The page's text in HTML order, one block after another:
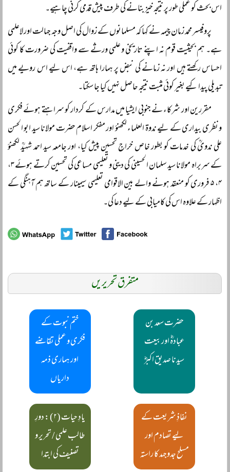
اس بحث کو عملی طور پر نتیجہ خیز بنانے کی طرف پیش قدمی کرنی چاہیے۔
پروفیسر محمد زمان چیمہ نے کہا کہ مسلمانوں کے زوال کی اصل وجہ جہالت اور لاعلمی
ہے۔ ہم بحیثیت قوم نہ اپنے تاریخی و علمی ورثے سے واقفیت کی ضرورت کا کوئی
احساس رکھتے ہیں اور نہ زمانے کی نبض پر ہمارا ہاتھ ہے، اس لیے اس رویے میں
تبدیلی پیدا کیے بغیر کوئی مثبت نتیجہ حاصل نہیں کیا جا سکتا۔
مقررین اور شرکاء نے جنوبی ایشیا میں مدارس کے کردار کو سراہتے ہوئے فکری
و نظری بیداری کے لیے ندوۃ العلماء لکھنؤ اور مفکر اسلام حضرت مولانا سید ابو الحسن
علی ندویؒ کی خدمات کو بطور خاص خراجِ تحسین پیش کیا، اور جامعہ سید احمد شہیدؒ لکھنؤ
کے سربراہ مولانا سید سلمان الحسینی کی دینی و تعلیمی مساعی کی تحسین کرتے ہوئے ۳،
۴، ۵ فروری کو منعقد ہونے والے بین الاقوامی تعلیمی سیمینار کے ساتھ ہم آہنگی کے
اظہار کے علاوہ اس کی کامیابی کے لیے دعا کی۔
متفرق تحریریں
حضرت سعد بن
عبادہؓ اور بیعت
سیدنا صدیق اکبرؓ
ختم نبوت کے
فکری و عملی تقاضے
اور ہماری ذمہ
داریاں
نفاذِ شریعت کے
لیے تصادم اور
مسلح جدوجہد کا راستہ
یادِ حیات (۲) : دورِ
طالب علمی / تحریر و
تصنیف کی ابتدا